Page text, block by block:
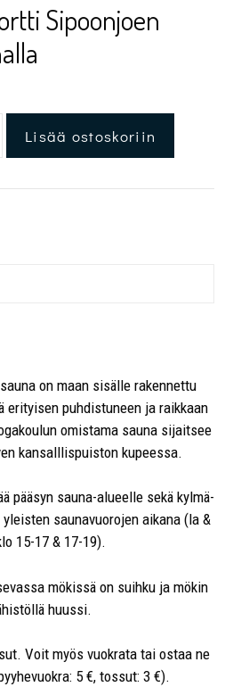
Sipoonjoen
Lisää ostoskoriin
on maan sisälle rakennettu
erityisen puhdistuneen ja raikkaan
omistama sauna sijaitsee
kansalllispuiston kupeessa.
pääsyn sauna-alueelle sekä kylmä-
saunavuorojen aikana (la &
15-17 & 17-19).
mökissä on suihku ja mökin
huussi.
Voit myös vuokrata tai ostaa ne
5 €, tossut: 3 €).